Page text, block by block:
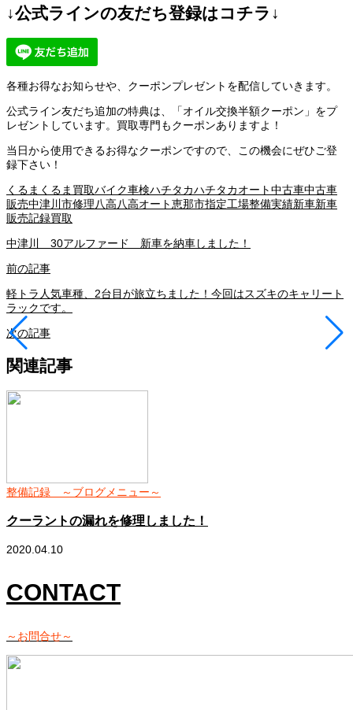
↓公式ラインの友だち登録はコチラ↓
各種お得なお知らせや、クーポンプレゼントを配信していきます。
公式ライン友だち追加の特典は、「オイル交換半額クーポン」をプ
レゼントしています。買取専門もクーポンありますよ！
当日から使用できるお得なクーポンですので、この機会にぜひご登
録下さい！
くるま くるま買取バイク車検ハチタカハチタカオート中古車中古車
販売中津川市修理八高八高オート恵那市指定工場整備実績新車新車
販売記録買取
中津川 30アルファード 新車を納車しました！
前の記事
軽トラ人気車種、2台目が旅立ちました！今回はスズキのキャリート
ラックです。
次の記事
関連記事
整備記録 ～ブログメニュー～
クーラントの漏れを修理しました！
2020.04.10
CONTACT
～お問合せ～